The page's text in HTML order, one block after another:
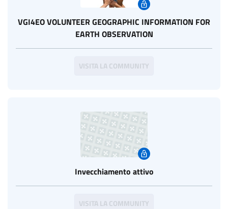
VGI4EO VOLUNTEER GEOGRAPHIC INFORMATION FOR
EARTH OBSERVATION
VISITA LA COMMUNITY
Invecchiamento attivo
VISITA LA COMMUNITY